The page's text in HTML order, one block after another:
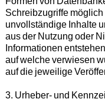
Schreibzugriffe
unvollständige Inhalte
aus der Nutzung oder
Informationen
auf welche verwiesen
auf die jeweilige
3. Urheber- und